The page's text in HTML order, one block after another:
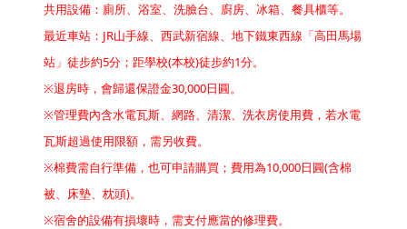
共用設備：廁所、浴室、洗臉台、廚房、冰箱、餐具櫃等。
最近車站：JR山手線、西武新宿線、地下鐵東西線「高田馬場
站」徒步約5分；距學校(本校)徒步約1分。
※退房時，會歸還保證金30,000日圓。
※管理費內含水電瓦斯、網路、清潔、洗衣房使用費，若水電
瓦斯超過使用限額，需另收費。
※棉費需自行準備，也可申請購買；費用為10,000日圓(含棉
被、床墊、枕頭)。
※宿舍的設備有損壞時，需支付應當的修理費。